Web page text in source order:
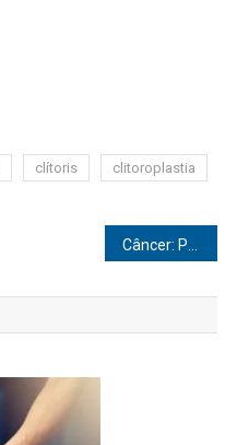
clítoris
clitoroplastia